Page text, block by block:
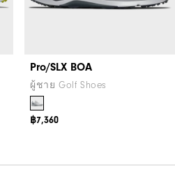
Pro/SLX BOA
ผู้ชาย Golf Shoes
฿7,360